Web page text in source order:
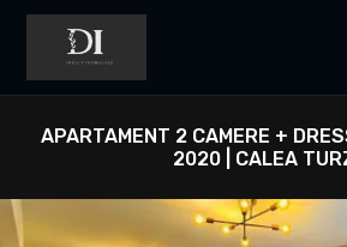
APARTAMENT 2 CAMERE +
2020 | CALEA